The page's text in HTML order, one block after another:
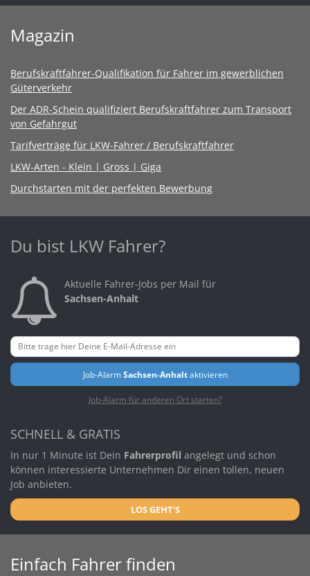
Magazin
Berufskraftfahrer-Qualifikation für Fahrer im gewerblichen
Güterverkehr
Der ADR-Schein qualifiziert Berufskraftfahrer zum Transport
von Gefahrgut
Tarifverträge für LKW-Fahrer / Berufskraftfahrer
LKW-Arten - Klein | Gross | Giga
Durchstarten mit der perfekten Bewerbung
Du bist LKW Fahrer?
Aktuelle Fahrer-Jobs per Mail für
Sachsen-Anhalt
Job-AlarmSachsen-Anhaltaktivieren
Job-Alarm für anderen Ort starten?
SCHNELL & GRATIS
In nur 1 Minute ist Dein Fahrerprofil angelegt und schon
können interessierte Unternehmen Dir einen tollen, neuen
Job anbieten.
LOS GEHT'S
Einfach Fahrer finden